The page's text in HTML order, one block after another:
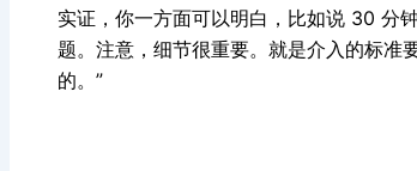
实证，你一方面可以明白，比如说 30 分
题。注意，细节很重要。就是介入的标准
的。”